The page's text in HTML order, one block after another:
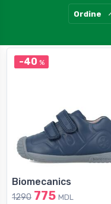
Ordine
-40 %
Biomecanics
1290 775 MDL